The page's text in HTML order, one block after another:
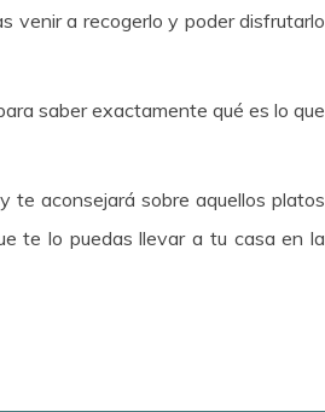
venir a recogerlo y poder disfrutarlo
saber exactamente qué es lo que
te aconsejará sobre aquellos platos
te lo puedas llevar a tu casa en la